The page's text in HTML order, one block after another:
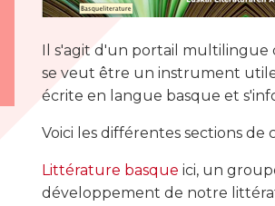
Il s'agit d'un portail multilingue
se veut être un instrument
écrite en langue basque et
Voici les différentes sections de
Littérature basque ici, un
développement de notre